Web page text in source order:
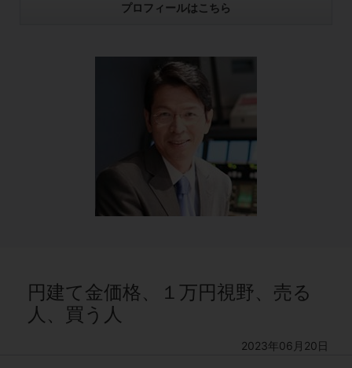
プロフィールはこちら
円建て金価格、１万円視野、売る
人、買う人
2023年06月20日